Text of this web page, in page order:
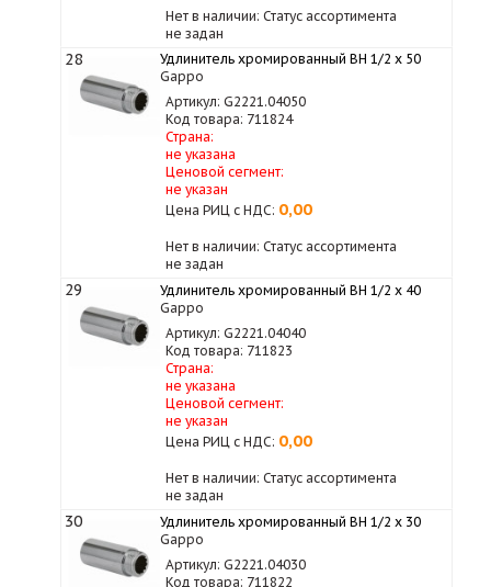
Нет в наличии: Статус ассортимента
не задан
28
Удлинитель хромированный ВН 1/2 х 50
Gappo
Артикул: G2221.04050
Код товара: 711824
Страна:
не указана
Ценовой сегмент:
не указан
Цена РИЦ с НДС: 0,00
Нет в наличии: Статус ассортимента
не задан
29
Удлинитель хромированный ВН 1/2 х 40
Gappo
Артикул: G2221.04040
Код товара: 711823
Страна:
не указана
Ценовой сегмент:
не указан
Цена РИЦ с НДС: 0,00
Нет в наличии: Статус ассортимента
не задан
30
Удлинитель хромированный ВН 1/2 х 30
Gappo
Артикул: G2221.04030
Код товара: 711822